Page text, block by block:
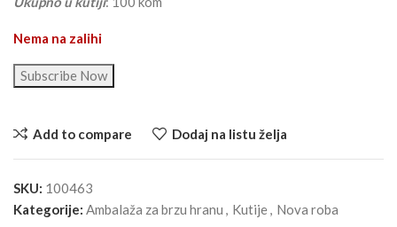
Nema na zalihi
Subscribe Now
Add to compare Dodaj na listu želja
SKU: 100463
Kategorije: Ambalaža za brzu hranu , Kutije, Nova roba